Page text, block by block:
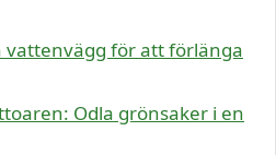
för att förlänga
Odla grönsaker i en